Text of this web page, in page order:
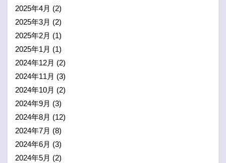
2025年4月 (2)
2025年3月 (2)
2025年2月 (1)
2025年1月 (1)
2024年12月 (2)
2024年11月 (3)
2024年10月 (2)
2024年9月 (3)
2024年8月 (12)
2024年7月 (8)
2024年6月 (3)
2024年5月 (2)